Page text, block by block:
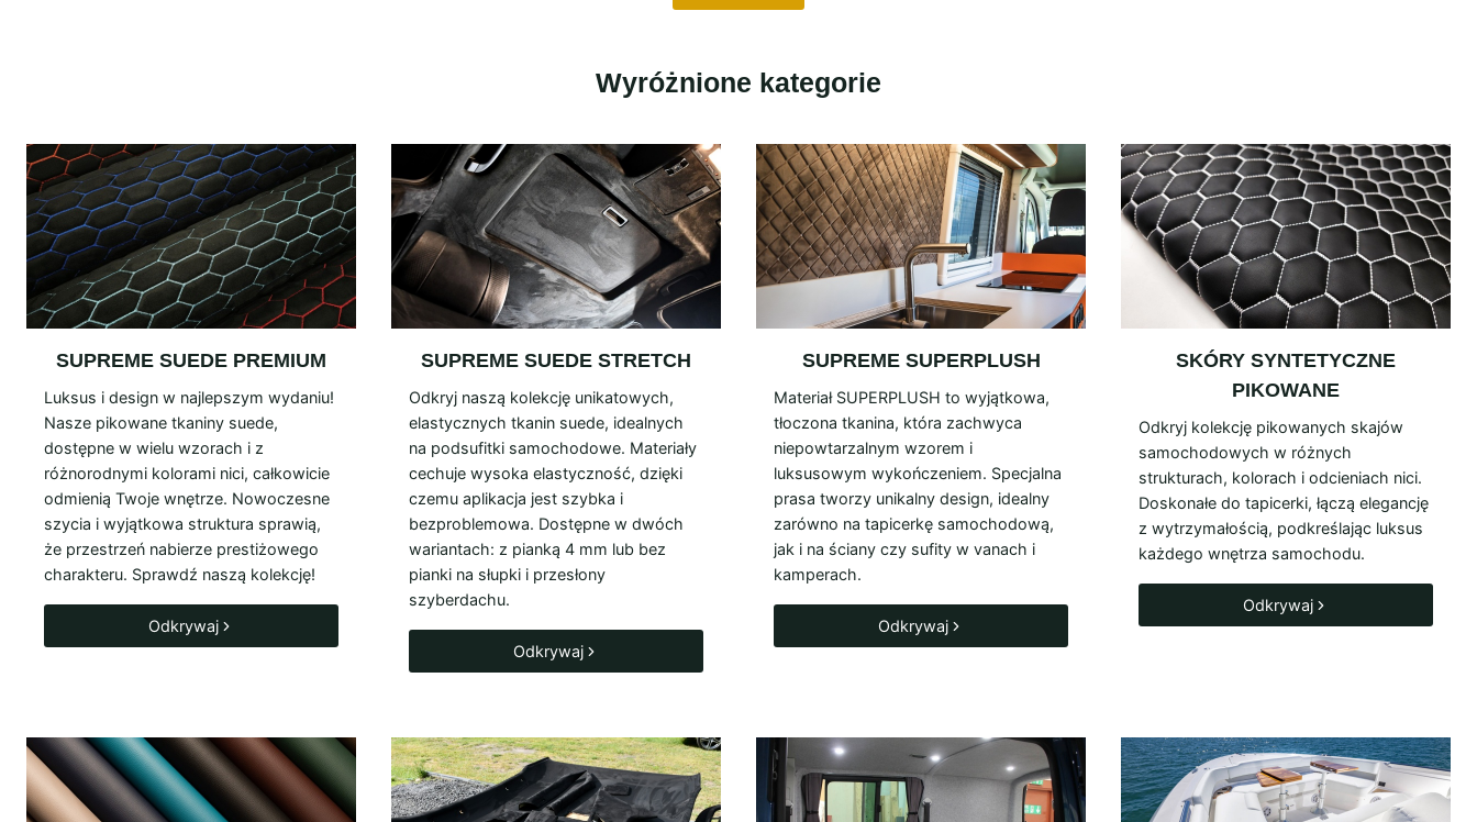
Wyróżnione kategorie
SUPREME SUEDE PREMIUM
Luksus i design w najlepszym wydaniu!
Nasze pikowane tkaniny suede,
dostępne w wielu wzorach i z
różnorodnymi kolorami nici, całkowicie
odmienią Twoje wnętrze. Nowoczesne
szycia i wyjątkowa struktura sprawią,
że przestrzeń nabierze prestiżowego
charakteru. Sprawdź naszą kolekcję!
Odkrywaj
SUPREME SUEDE STRETCH
Odkryj naszą kolekcję unikatowych,
elastycznych tkanin suede, idealnych
na podsufitki samochodowe. Materiały
cechuje wysoka elastyczność, dzięki
czemu aplikacja jest szybka i
bezproblemowa. Dostępne w dwóch
wariantach: z pianką 4 mm lub bez
pianki na słupki i przesłony
szyberdachu.
Odkrywaj
SUPREME SUPERPLUSH
Materiał SUPERPLUSH to wyjątkowa,
tłoczona tkanina, która zachwyca
niepowtarzalnym wzorem i
luksusowym wykończeniem. Specjalna
prasa tworzy unikalny design, idealny
zarówno na tapicerkę samochodową,
jak i na ściany czy sufity w vanach i
kamperach.
Odkrywaj
SKÓRY SYNTETYCZNE
PIKOWANE
Odkryj kolekcję pikowanych skajów
samochodowych w różnych
strukturach, kolorach i odcieniach nici.
Doskonałe do tapicerki, łączą elegancję
z wytrzymałością, podkreślając luksus
każdego wnętrza samochodu.
Odkrywaj